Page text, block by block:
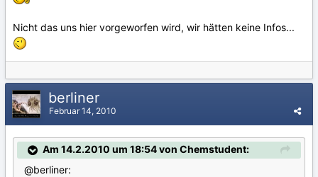
Nicht das uns hier vorgeworfen wird, wir hätten keine Infos...
berliner
Februar 14, 2010
Am 14.2.2010 um 18:54 von Chemstudent:
@berliner: